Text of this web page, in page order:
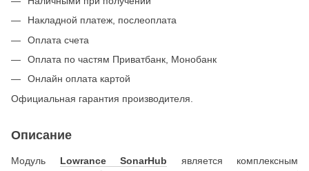
Накладной платеж, послеоплата
Оплата счета
Оплата по частям Приватбанк, Монобанк
Онлайн оплата картой
Официальная гарантия производителя.
Описание
Модуль Lowrance SonarHub является комплексным